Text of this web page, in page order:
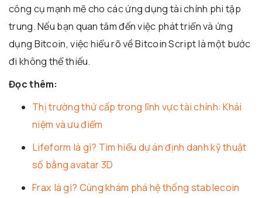
công cụ mạnh mẽ cho các ứng dụng tài chính phi tập
trung. Nếu bạn quan tâm đến việc phát triển và ứng
dụng Bitcoin, việc hiểu rõ về Bitcoin Script là một bước
đi không thể thiếu.
Đọc thêm:
Thị trường thứ cấp trong lĩnh vực tài chính: Khái
niệm và ưu điểm
Lifeform là gì? Tìm hiểu dự án định danh kỹ thuật
số bằng avatar 3D
Frax là gì? Cùng khám phá hệ thống stablecoin